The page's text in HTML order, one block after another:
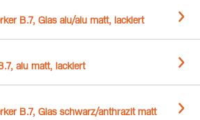
B.7, Glas alu/alu matt, lackiert
alu matt, lackiert
B.7, Glas schwarz/anthrazit matt